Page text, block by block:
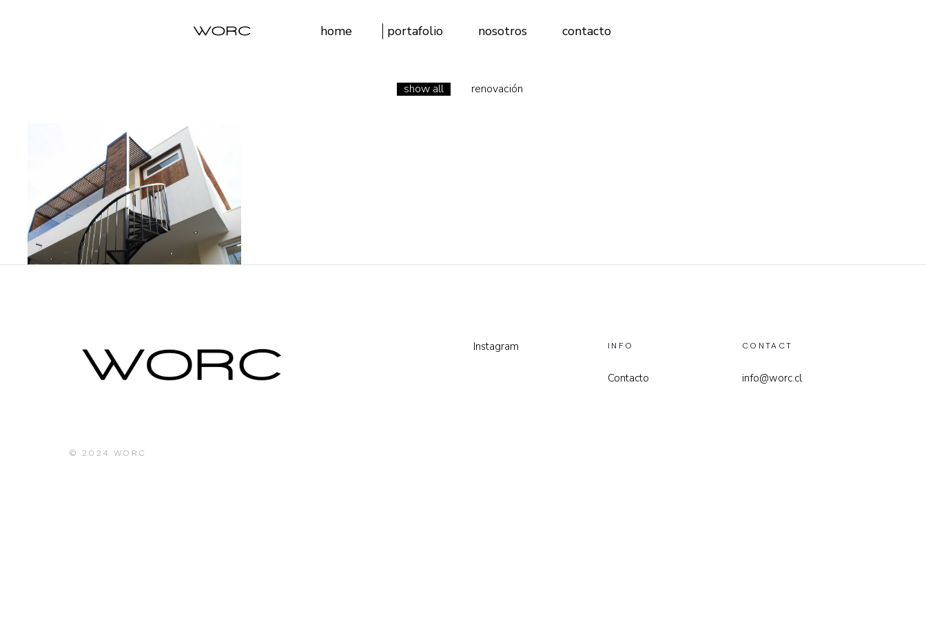
home portafolio
Comercial
nosotros contacto
show all renovación
Instagram INFO
Contacto
CONTACT
info@worc.cl
© 2024 WORC